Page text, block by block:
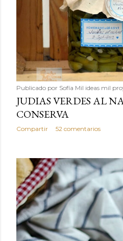
Publicado por Sofía Mil ideas mil
JUDIAS VERDES AL
CONSERVA
Compartir 52 comentarios